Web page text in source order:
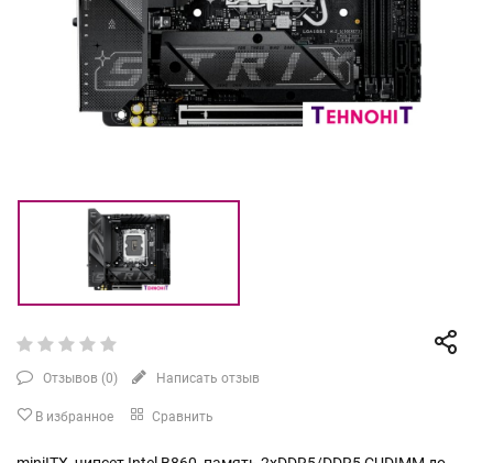
Отзывов (0) Написать отзыв
В избранное Сравнить